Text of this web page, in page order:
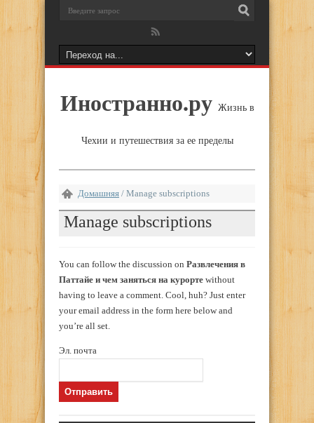
Иностранно.ру Жизнь в
Чехии и путешествия за ее пределы
Домашняя / Manage subscriptions
Manage subscriptions
You can follow the discussion on Развлечения в
Паттайе и чем заняться на курорте without
having to leave a comment. Cool, huh? Just enter
your email address in the form here below and
you’re all set.
Эл. почта